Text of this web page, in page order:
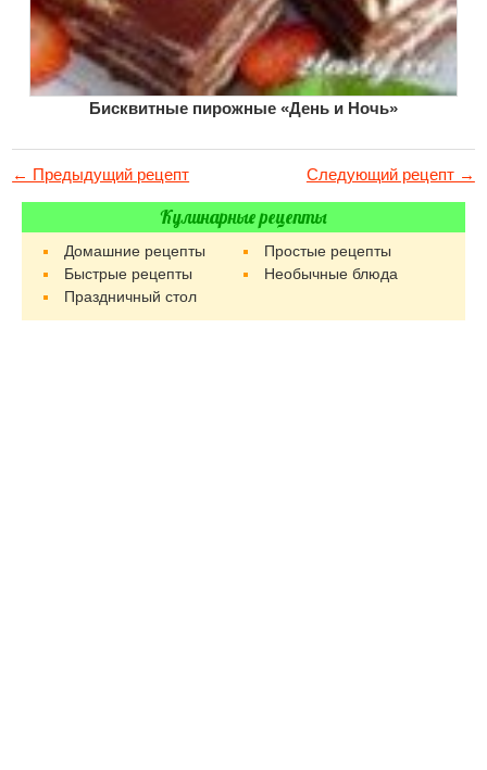
Бисквитные пирожные «День и Ночь»
← Предыдущий рецепт Следующий рецепт →
Кулинарные рецепты
Домашние рецепты
Простые рецепты
Быстрые рецепты
Необычные блюда
Праздничный стол